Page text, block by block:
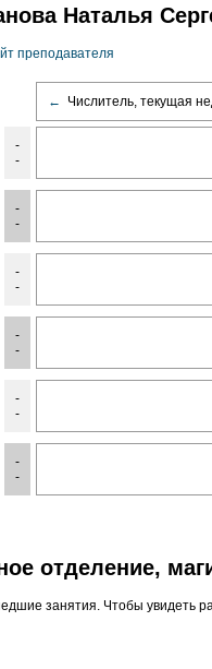
Наталья
преподавателя
← Числитель, текущая
-
-
-
-
-
-
-
-
-
-
-
-
отделение,
занятия. Чтобы увидеть